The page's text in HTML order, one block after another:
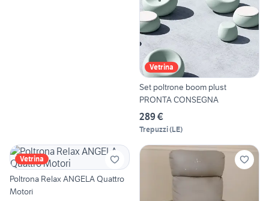
Vetrina
Set poltrone boom plust
PRONTA CONSEGNA
289 €
Trepuzzi(LE)
Vetrina
Poltrona Relax ANGELA Quattro
Motori